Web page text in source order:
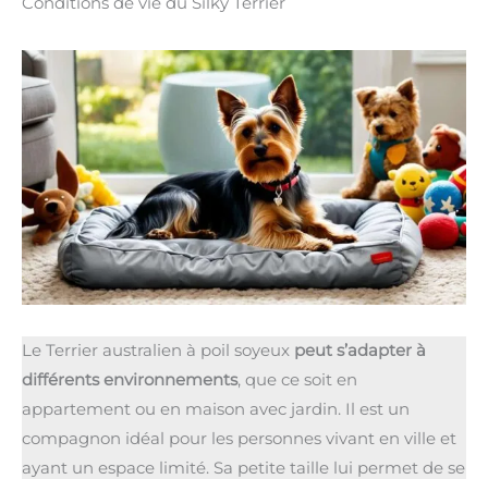
Le Terrier australien à poil soyeux peut s’adapter à
différents environnements, que ce soit en
appartement ou en maison avec jardin. Il est un
compagnon idéal pour les personnes vivant en ville et
ayant un espace limité. Sa petite taille lui permet de se